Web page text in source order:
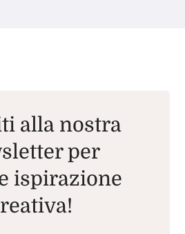
alla nostra
per
ispirazione